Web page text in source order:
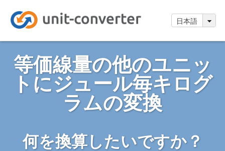
日本語
等価線量の他のユニッ
トにジュール毎キログ
ラムの変換
何を換算したいですか？